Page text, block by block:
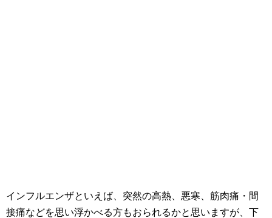
インフルエンザといえば、突然の高熱、悪寒、筋肉痛・間
接痛などを思い浮かべる方もおられるかと思いますが、下